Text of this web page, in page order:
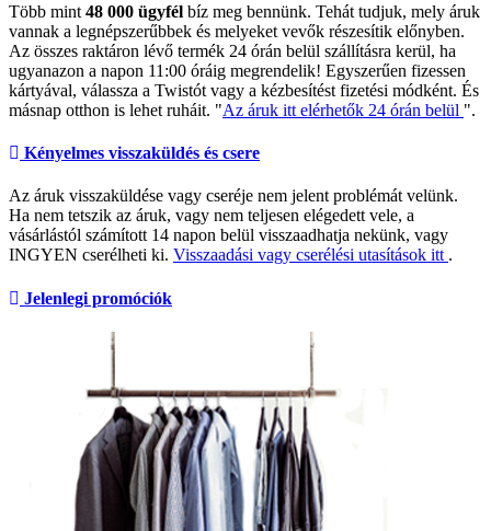
Több mint 48 000 ügyfél bíz meg bennünk. Tehát tudjuk, mely áruk
vannak a legnépszerűbbek és melyeket vevők részesítik előnyben.
Az összes raktáron lévő termék 24 órán belül szállításra kerül, ha
ugyanazon a napon 11:00 óráig megrendelik! Egyszerűen fizessen
kártyával, válassza a Twistót vagy a kézbesítést fizetési módként. És
másnap otthon is lehet ruháit. "Az áruk itt elérhetők 24 órán belül ".
Kényelmes visszaküldés és csere
Az áruk visszaküldése vagy cseréje nem jelent problémát velünk.
Ha nem tetszik az áruk, vagy nem teljesen elégedett vele, a
vásárlástól számított 14 napon belül visszaadhatja nekünk, vagy
INGYEN cserélheti ki. Visszaadási vagy cserélési utasítások itt .
Jelenlegi promóciók